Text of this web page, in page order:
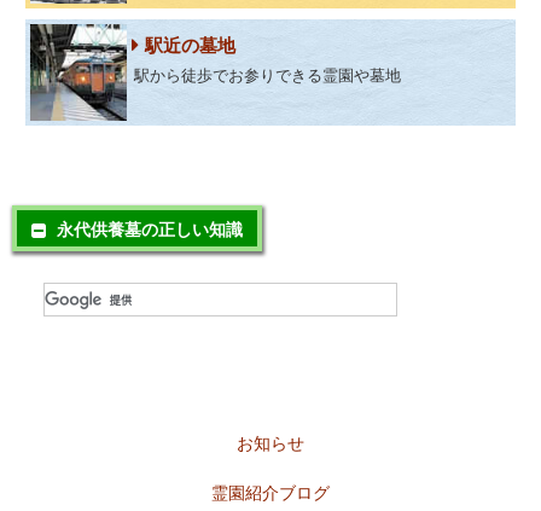
駅近の墓地
駅から徒歩でお参りできる霊園や墓地
永代供養墓の正しい知識
お知らせ
霊園紹介ブログ